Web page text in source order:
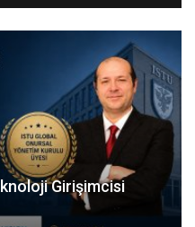
Girişimcisi